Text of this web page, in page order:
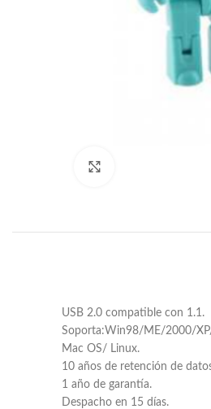
USB 2.0 compatible con 1.1.
Soporta:Win98/ME/2000/
Mac OS/ Linux.
10 años de retención de
1 año de garantía.
Despacho en 15 días.